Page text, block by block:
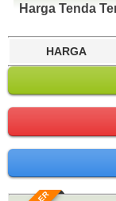
Harga Tenda
HARGA